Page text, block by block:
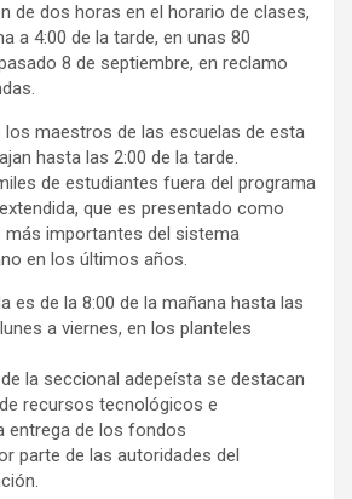
de dos horas en el horario de clases,
a 4:00 de la tarde, en unas 80
8 de septiembre, en reclamo
los maestros de las escuelas de esta
hasta las 2:00 de la tarde.
de estudiantes fuera del programa
que es presentado como
más importantes del sistema
en los últimos años.
es de la 8:00 de la mañana hasta las
a viernes, en los planteles
la seccional adepeísta se destacan
recursos tecnológicos e
entrega de los fondos
parte de las autoridades del